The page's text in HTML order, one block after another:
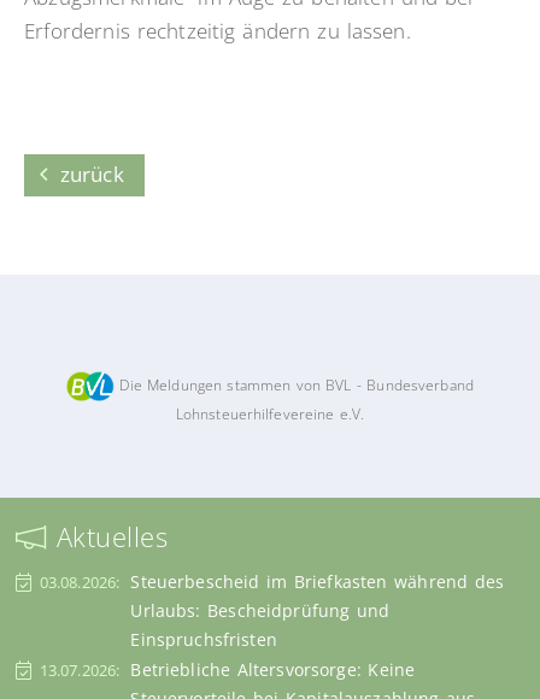
Erfordernis rechtzeitig ändern zu lassen.
zurück
Die Meldungen stammen von BVL - Bundesverband
Lohnsteuerhilfevereine e.V.
Aktuelles
03.08.2026: Steuerbescheid im Briefkasten während des
Urlaubs: Bescheidprüfung und
Einspruchsfristen
13.07.2026: Betriebliche Altersvorsorge: Keine